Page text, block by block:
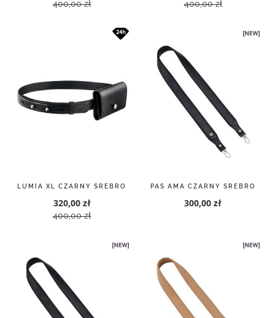
400,00 zł 400,00 zł
LUMIA XL CZARNY SREBRO
320,00 zł
400,00 zł
PAS AMA CZARNY SREBRO
300,00 zł